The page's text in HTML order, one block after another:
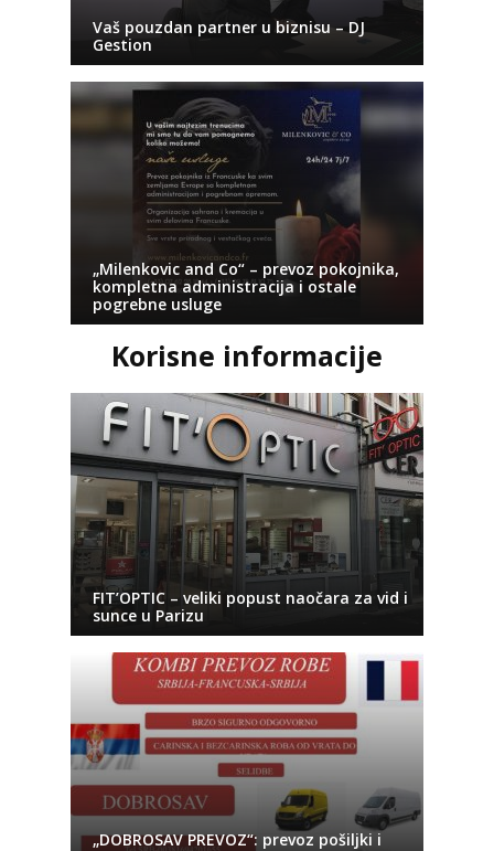
Vaš pouzdan partner u biznisu – DJ
Gestion
„Milenkovic and Co“ – prevoz pokojnika,
kompletna administracija i ostale
pogrebne usluge
Korisne informacije
FIT’OPTIC – veliki popust naočara za vid i
sunce u Parizu
„DOBROSAV PREVOZ“: prevoz pošiljki i